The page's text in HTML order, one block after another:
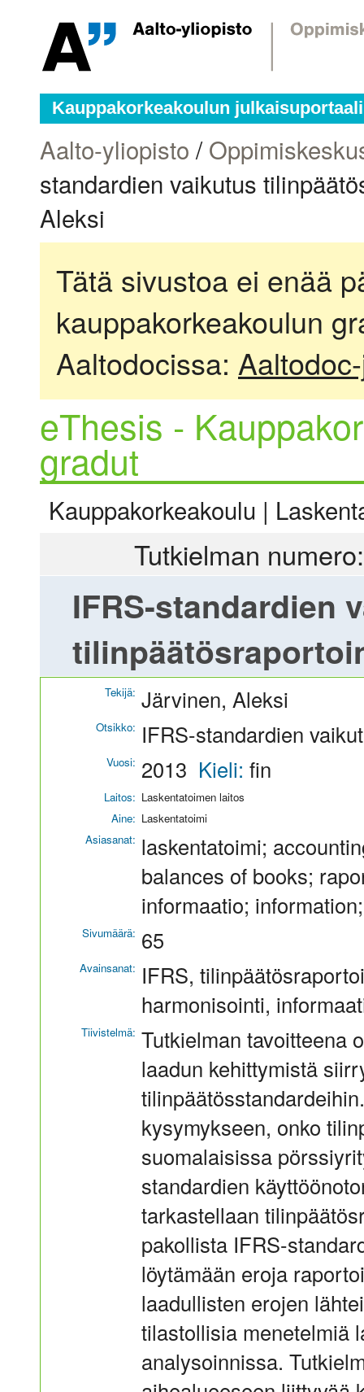
Kauppakorkeakoulun julkaisuportaali
Aalto-yliopisto /
standardien vaikutus
Aleksi
Tätä sivustoa ei enää
kauppakorkeakoulun
Aaltodocissa:
eThesis -
gradut
Kauppakorkeakoulu |
Tutkielman
IFRS-standardien
Tekijä: Järvinen, Aleksi
Otsikko: IFRS-standardien
Vuosi: 2013 Kieli: fin
Laitos: Laskentatoimen laitos
Aine: Laskentatoimi
Asiasanat: laskentatoimi;
balances of books;
informaatio;
Sivumäärä: 65
Avainsanat: IFRS,
harmonisointi,
Tiivistelmä: Tutkielman tavoitteena
laadun kehittymistä
kysymykseen, onko
suomalaisissa
standardien
tarkastellaan
pakollista IFRS-
löytämään eroja
laadullisten erojen
tilastollisia menetelmiä
analysoinnissa.